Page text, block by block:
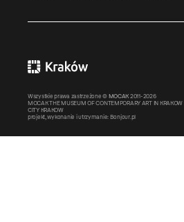
Wszystkie prawa zastrzeżone © MOCAK 2011-2026
MOCAK THE MUSEUM OF CONTEMPORARY ART IN
CITY KRAKOW
projekt, wykonanie i utrzymanie: Bonjour.pl